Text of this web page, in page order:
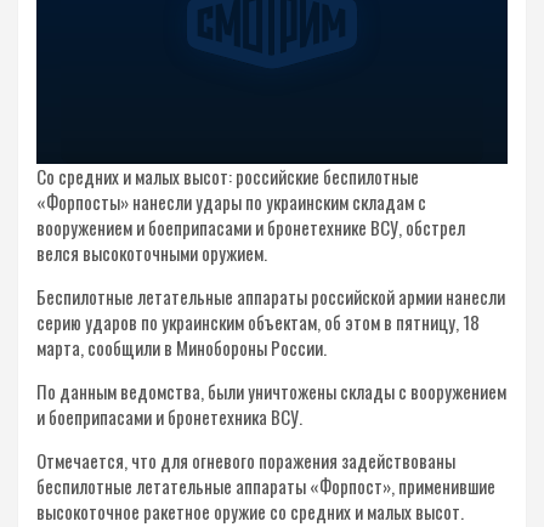
Со средних и малых высот: российские беспилотные
«Форпосты» нанесли удары по украинским складам с
вооружением и боеприпасами и бронетехнике ВСУ, обстрел
велся высокоточными оружием.
Беспилотные летательные аппараты российской армии нанесли
серию ударов по украинским объектам, об этом в пятницу, 18
марта, сообщили в Минобороны России.
По данным ведомства, были уничтожены склады с вооружением
и боеприпасами и бронетехника ВСУ.
Отмечается, что для огневого поражения задействованы
беспилотные летательные аппараты «Форпост», применившие
высокоточное ракетное оружие со средних и малых высот.